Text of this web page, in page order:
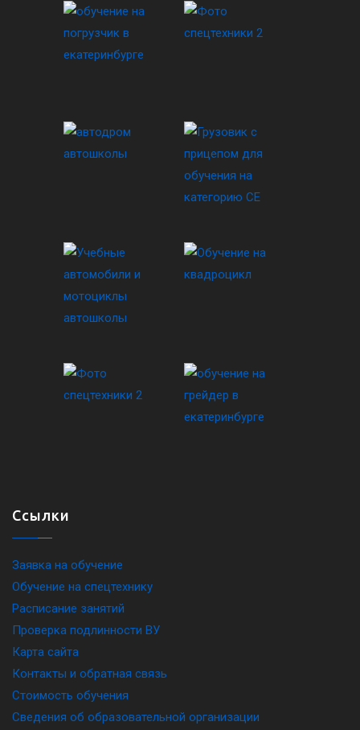
Ссылки
Заявка на обучение
Обучение на спецтехнику
Расписание занятий
Проверка подлинности ВУ
Карта сайта
Контакты и обратная связь
Стоимость обучения
Сведения об образовательной организации